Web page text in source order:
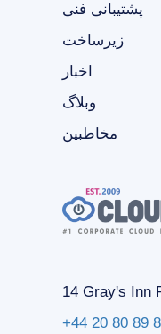
پشتیبانی فنی
زیرساخت
اخبار
وبلاگ
مخاطبین
14 Gray's Inn
+44 20 80 89